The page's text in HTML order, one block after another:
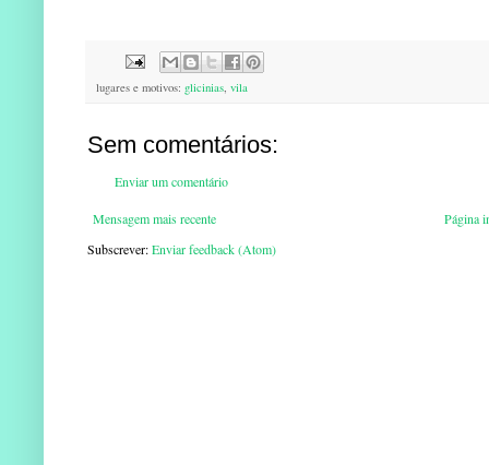
lugares e motivos: glicinias, vila
Sem comentários:
Enviar um comentário
Mensagem mais recente
Página
Subscrever:Enviar feedback (Atom)